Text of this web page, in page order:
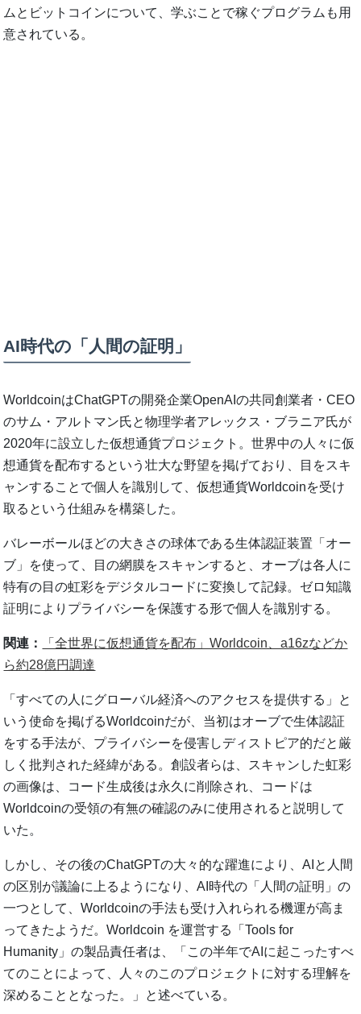
ムとビットコインについて、学ぶことで稼ぐプログラムも用
意されている。
AI時代の「人間の証明」
WorldcoinはChatGPTの開発企業OpenAIの共同創業者・CEO
のサム・アルトマン氏と物理学者アレックス・ブラニア氏が
2020年に設立した仮想通貨プロジェクト。世界中の人々に仮
想通貨を配布するという壮大な野望を掲げており、目をスキ
ャンすることで個人を識別して、仮想通貨Worldcoinを受け
取るという仕組みを構築した。
バレーボールほどの大きさの球体である生体認証装置「オー
ブ」を使って、目の網膜をスキャンすると、オーブは各人に
特有の目の虹彩をデジタルコードに変換して記録。ゼロ知識
証明によりプライバシーを保護する形で個人を識別する。
関連：
「全世界に仮想通貨を配布」Worldcoin、a16zなどか
ら約28億円調達
「すべての人にグローバル経済へのアクセスを提供する」と
いう使命を掲げるWorldcoinだが、当初はオーブで生体認証
をする手法が、プライバシーを侵害しディストピア的だと厳
しく批判された経緯がある。創設者らは、スキャンした虹彩
の画像は、コード生成後は永久に削除され、コードは
Worldcoinの受領の有無の確認のみに使用されると説明して
いた。
しかし、その後のChatGPTの大々的な躍進により、AIと人間
の区別が議論に上るようになり、AI時代の「人間の証明」の
一つとして、Worldcoinの手法も受け入れられる機運が高ま
ってきたようだ。Worldcoin を運営する「Tools for
Humanity」の製品責任者は、「この半年でAIに起こったすべ
てのことによって、人々のこのプロジェクトに対する理解を
深めることとなった。」と述べている。